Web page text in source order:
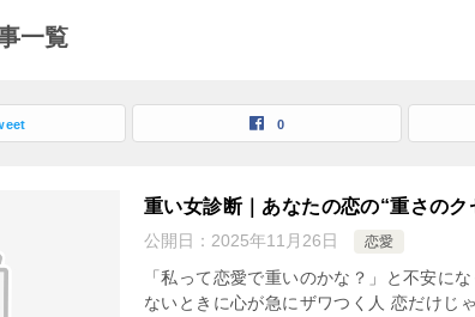
一覧
0
重い女診断｜あなたの恋の“重さの
公開日： 2025年11月26日 恋愛
「私って恋愛で重いのかな？」と不安に
ないときに心が急にザワつく人 恋だけじ